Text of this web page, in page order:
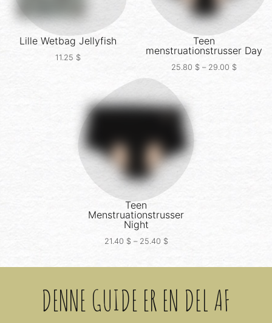
Lille Wetbag Jellyfish
11.25 $
Teen
menstruationstrusser Day
25.80 $ – 29.00 $
Teen
Menstruationstrusser
Night
21.40 $– 25.40 $
DENNE GUIDE ER EN DEL AF